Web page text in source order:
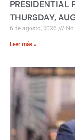
PRESIDENTIAL
THURSDAY,
6 de agosto, 2026
Leer más »